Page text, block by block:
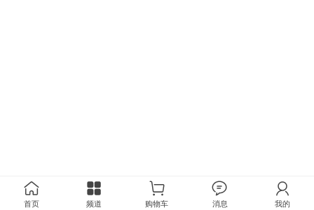
首页 频道 购物车 消息 我的